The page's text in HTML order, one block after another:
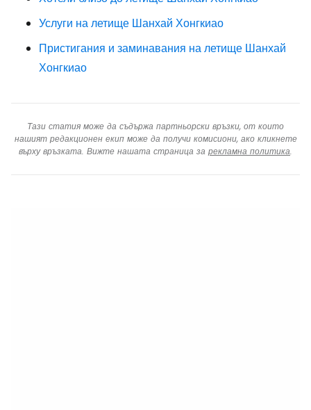
Услуги на летище Шанхай Хонгкиао
Пристигания и заминавания на летище Шанхай
Хонгкиао
Тази статия може да съдържа партньорски връзки, от които
нашият редакционен екип може да получи комисиони, ако кликнете
върху връзката. Вижте нашата страница за рекламна политика.